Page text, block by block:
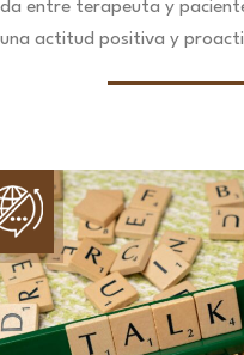
entre terapeuta y
actitud positiva y